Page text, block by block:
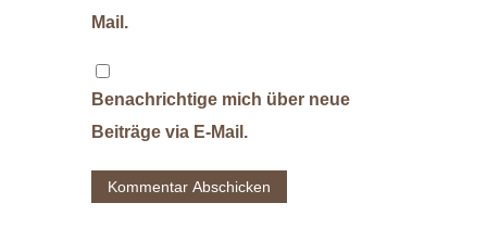
Mail.
Benachrichtige mich über neue
Beiträge via E-Mail.